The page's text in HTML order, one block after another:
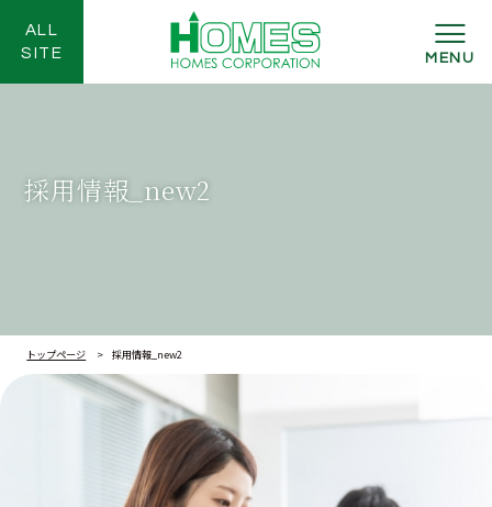
MENU
ALL
SITE
採用情報_new2
トップページ 採用情報_new2